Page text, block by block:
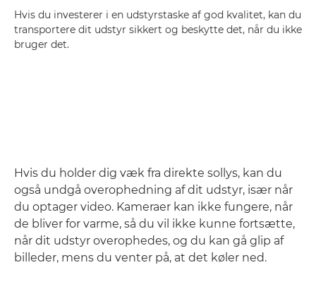
Hvis du investerer i en udstyrstaske af god kvalitet, kan du
transportere dit udstyr sikkert og beskytte det, når du ikke
bruger det.
Hvis du holder dig væk fra direkte sollys, kan du
også undgå overophedning af dit udstyr, især når
du optager video. Kameraer kan ikke fungere, når
de bliver for varme, så du vil ikke kunne fortsætte,
når dit udstyr overophedes, og du kan gå glip af
billeder, mens du venter på, at det køler ned.